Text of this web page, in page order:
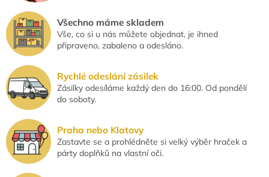
r
v
k
v
ý
p
u
Všechno máme skladem
Vše, co si u nás můžete objednat, je ihned
připraveno, zabaleno a odesláno.
Rychlé odeslání zásilek
Zásilky odesíláme každý den do 16:00. Od pondělí
do soboty.
Praha nebo Klatovy
Zastavte se a prohlédněte si velký výběr hraček a
párty doplňků na vlastní oči.